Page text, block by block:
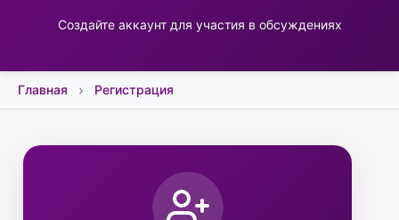
Создайте аккаунт для участия в обсуждениях
Главная Регистрация